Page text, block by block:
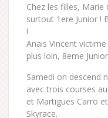
Chez les filles,
surtout 1ere Junior !
!
Anais Vincent
plus loin, 8eme
Samedi on descend
avec trois courses
et Martigues Carro
Skyrace.